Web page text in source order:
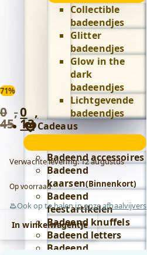
Speciale
eendjes
submenu
Collectible
badeendjes
Glitter
badeendjes
Glow in the
dark
badeendjes
Lichtgevende
badeendjes
Cadeaus
submenu
Badeend accessoires
Badeend
kaarsen(Binnenkort)
Badeend
feestartikelen
Badeend knuffels
Badeend letters
Badeend
71%
0 ,
45
Oorspronkelijke
prijs
was:
0
,
0 ,
13
Huidige
prijs
is:
0
,
13.
Verwachte levering: 12 augustus
Op voorraad
Ook op te halenin onze afhaalvijvers
In winkelwagentje